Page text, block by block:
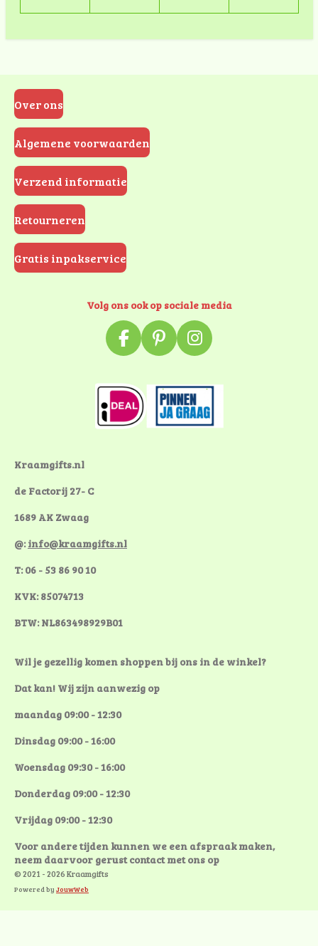
Over ons
Algemene voorwaarden
Verzend informatie
Retourneren
Gratis inpakservice
Volg ons ook op sociale media
F
a
c
e
b
o
P
i
n
t
e
r
I
n
s
t
a
g
Kraamgifts.nl
de Factorij 27- C
1689 AK Zwaag
@:info@kraamgifts.nl
T: 06 - 53 86 90 10
KVK: 85074713
BTW: NL863498929B01
Wil je gezellig komen shoppen bij ons in de winkel?
Dat kan! Wij zijn aanwezig op
maandag 09:00 - 12:30
Dinsdag 09:00 - 16:00
Woensdag 09:30 - 16:00
Donderdag 09:00 - 12:30
Vrijdag 09:00 - 12:30
Voor andere tijden kunnen we een afspraak maken,
neem daarvoor gerust contact met ons op
© 2021 - 2026 Kraamgifts
Powered by JouwWeb